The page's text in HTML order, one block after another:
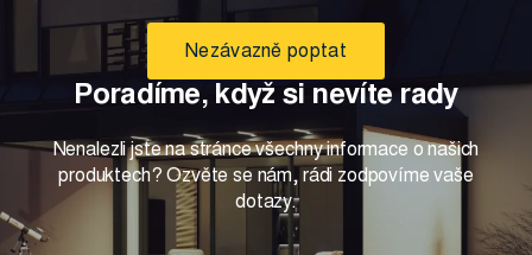
Nezávazně poptat
Poradíme, když si nevíte rady
Nenalezli jste na stránce všechny informace o našich
produktech? Ozvěte se nám, rádi zodpovíme vaše
dotazy.